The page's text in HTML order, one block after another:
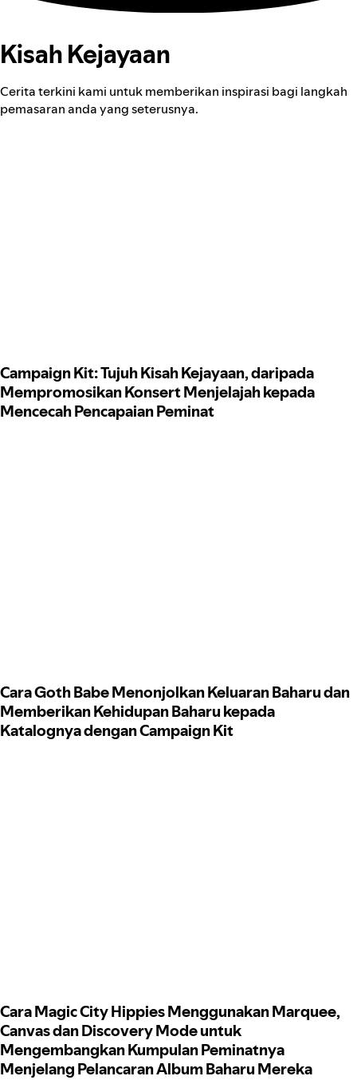
Kisah Kejayaan
Cerita terkini kami untuk memberikan inspirasi bagi langkah
pemasaran anda yang seterusnya.
Campaign Kit: Tujuh Kisah Kejayaan, daripada
Mempromosikan Konsert Menjelajah kepada
Mencecah Pencapaian Peminat
Cara Goth Babe Menonjolkan Keluaran Baharu dan
Memberikan Kehidupan Baharu kepada
Katalognya dengan Campaign Kit
Cara Magic City Hippies Menggunakan Marquee,
Canvas dan Discovery Mode untuk
Mengembangkan Kumpulan Peminatnya
Menjelang Pelancaran Album Baharu Mereka